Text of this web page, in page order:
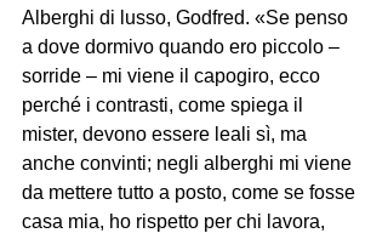
Alberghi di lusso, Godfred. «Se penso
a dove dormivo quando ero piccolo –
sorride – mi viene il capogiro, ecco
perché i contrasti, come spiega il
mister, devono essere leali sì, ma
anche convinti; negli alberghi mi viene
da mettere tutto a posto, come se fosse
casa mia, ho rispetto per chi lavora,